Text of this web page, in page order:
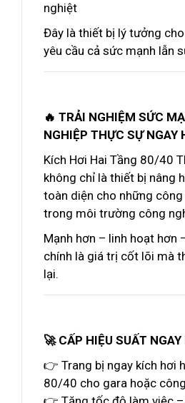
nghiệt
Đây là thiết bị lý tưởng
yêu cầu cả sức mạnh lẫn
🔥 TRẢI NGHIỆM SỨC
NGHIỆP THỰC SỰ NGAY
Kích Hơi Hai Tầng 80/40
không chỉ là thiết bị nâng
toàn diện cho những
trong môi trường công
Mạnh hơn – linh hoạt hơn
chính là giá trị cốt lõi mà
lại.
🚀 CẤP HIỆU SUẤT
👉 Trang bị ngay kích hơi
80/40 cho gara hoặc